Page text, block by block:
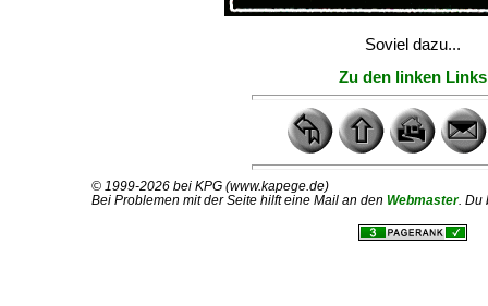
Soviel dazu...
Zu den linken Links
© 1999-2026 bei KPG (www.kapege.de)
Bei Problemen mit der Seite hilft eine Mail an den Webmaster. Du